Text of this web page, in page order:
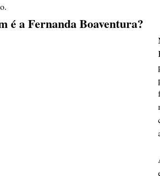
é a Fernanda Boaventura?